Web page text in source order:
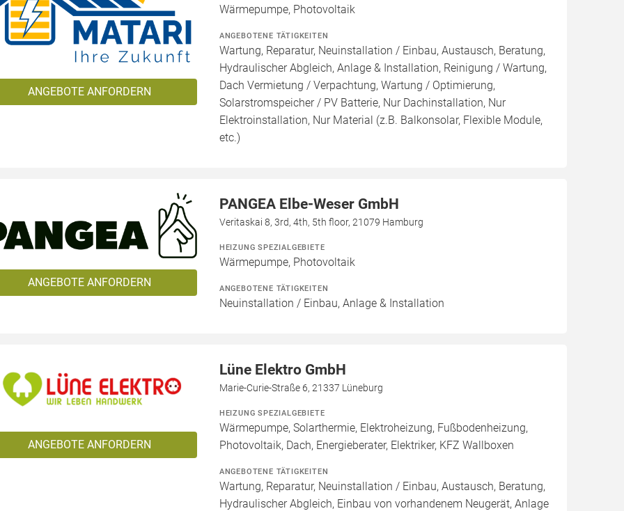
ANGEBOTE ANFORDERN
Wärmepumpe, Photovoltaik
ANGEBOTENE TÄTIGKEITEN
Wartung, Reparatur, Neuinstallation / Einbau, Austausch, Beratung,
Hydraulischer Abgleich, Anlage & Installation, Reinigung / Wartung,
Dach Vermietung / Verpachtung, Wartung / Optimierung,
Solarstromspeicher / PV Batterie, Nur Dachinstallation, Nur
Elektroinstallation, Nur Material (z.B. Balkonsolar, Flexible Module,
etc.)
ANGEBOTE ANFORDERN
PANGEA Elbe-Weser GmbH
Veritaskai 8, 3rd, 4th, 5th floor, 21079 Hamburg
HEIZUNG SPEZIALGEBIETE
Wärmepumpe, Photovoltaik
ANGEBOTENE TÄTIGKEITEN
Neuinstallation / Einbau, Anlage & Installation
ANGEBOTE ANFORDERN
Lüne Elektro GmbH
Marie-Curie-Straße 6, 21337 Lüneburg
HEIZUNG SPEZIALGEBIETE
Wärmepumpe, Solarthermie, Elektroheizung, Fußbodenheizung,
Photovoltaik, Dach, Energieberater, Elektriker, KFZ Wallboxen
ANGEBOTENE TÄTIGKEITEN
Wartung, Reparatur, Neuinstallation / Einbau, Austausch, Beratung,
Hydraulischer Abgleich, Einbau von vorhandenem Neugerät, Anlage